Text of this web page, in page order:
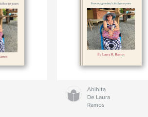
Abibita
De Laura
Ramos